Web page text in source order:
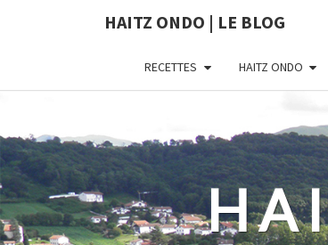
HAITZ ONDO | LE BLOG
RECETTES HAITZ ONDO